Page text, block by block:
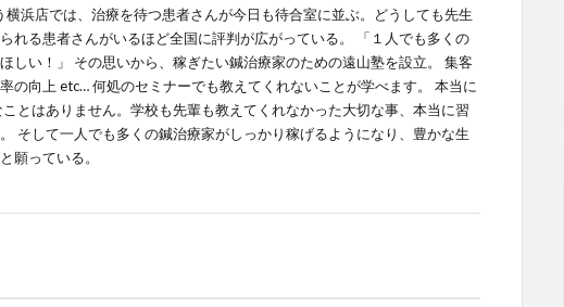
浜店では、治療を待つ患者さんが今日も待合室に並ぶ。どうしても先生
れる患者さんがいるほど全国に評判が広がっている。 「１人でも多くの
しい！」 その思いから、稼ぎたい鍼治療家のための遠山塾を設立。 集客
の向上 etc… 何処のセミナーでも教えてくれないことが学べます。 本当に
とはありません。学校も先輩も教えてくれなかった大切な事、本当に習
そして一人でも多くの鍼治療家がしっかり稼げるようになり、豊かな生
願っている。